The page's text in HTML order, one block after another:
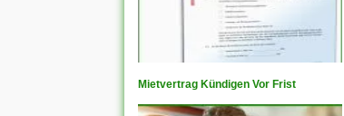
Mietvertrag Kündigen Vor Frist